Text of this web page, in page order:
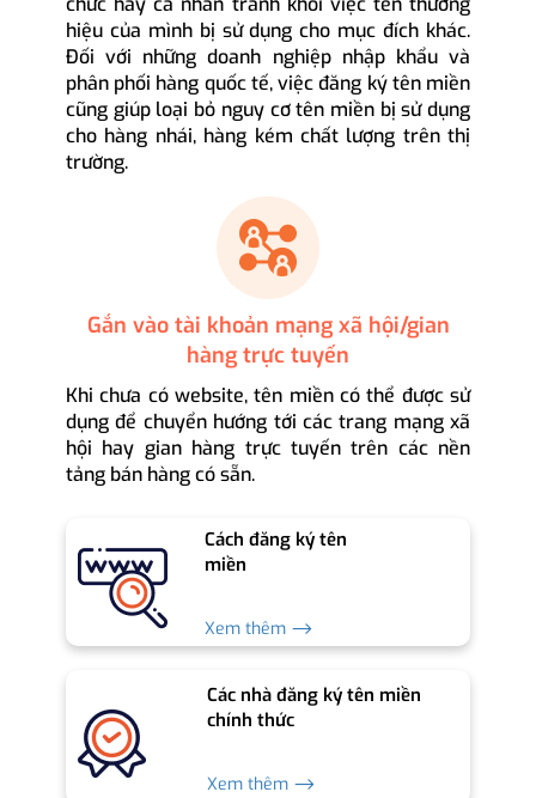
hiệu của mình bị sử dụng cho mục đích khác.
Đối với những doanh nghiệp nhập khẩu và
phân phối hàng quốc tế, việc đăng ký tên miền
cũng giúp loại bỏ nguy cơ tên miền bị sử dụng
cho hàng nhái, hàng kém chất lượng trên thị
trường.
Gắn vào tài khoản mạng xã hội/gian
hàng trực tuyến
Khi chưa có website, tên miền có thể được sử
dụng để chuyển hướng tới các trang mạng xã
hội hay gian hàng trực tuyến trên các nền
tảng bán hàng có sẵn.
Cách đăng ký tên
miền
Xem thêm ⟶
Các nhà đăng ký tên miền
chính thức
Xem thêm ⟶